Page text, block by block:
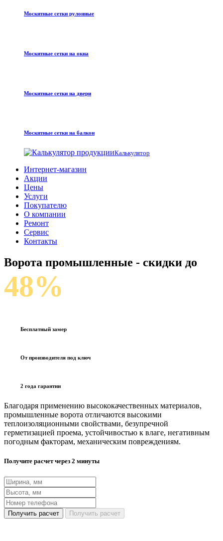
Москитные сетки рулонные
Москитные сетки на окна
Москитные сетки на двери
Москитные сетки на балкон
Калькулятор
Интернет-магазин
Акции
Цены
Услуги
Покупателю
О компании
Ремонт
Сервис
Контакты
Ворота промышленные - скидки до
48%
Бесплатный замер
От производителя под ключ
2 года гарантии
Благодаря применению высококачественных материалов,
промышленные ворота отличаются высокими
теплоизоляционными свойствами, безупречной
герметизацией проема, устойчивостью к влаге, негативным
погодным факторам, механическим повреждениям.
Получите расчет через 2 минуты
Получить расчет Получить расчет